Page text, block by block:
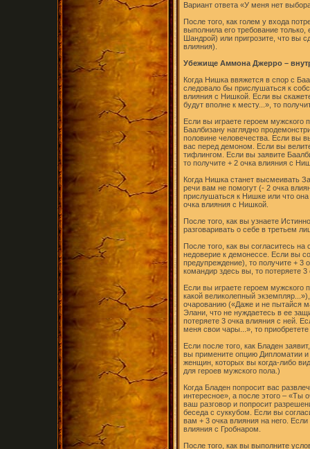
Вариант ответа «У меня нет
После того, как голем у входа
выполнила его требование
Шандрой) или пригрозите, что вы
влияния).
Убежище Аммона Джерро –
Когда Нишка ввяжется в спор с
следовало бы прислушаться к
влияния с Нишкой. Если вы
будут вполне к месту...», то
Если вы играете героем мужского
Баалбизану наглядно
половине человечества. Если вы
вас перед демоном. Если вы
тифлингом. Если вы заявите
то получите + 2 очка влияния с
Когда Нишка станет высмеивать
речи вам не помогут (- 2 очка
прислушаться к Нишке или что она
очка влияния с Нишкой.
После того, как вы узнаете
разговаривать о себе в третьем
После того, как вы согласитесь
недоверие к демонессе. Если вы
предупреждение), то получите + 3
командир здесь вы, то потеряете
Если вы играете героем мужского
какой великолепный
очарованию («Даже и не пытайся
Элани, что не нуждаетесь в ее
потеряете 3 очка влияния с ней.
меня свои чары...», то
Если после того, как Бладен
вы примените опцию Дипломатии
женщин, которых вы когда-либо
для героев мужского пола.)
Когда Бладен попросит вас
интересное», а после этого – «Ты
ваш разговор и попросит
беседа с суккубом. Если вы
вам + 3 очка влияния на него.
влияния с Гробнаром.
После того, как вы выполните